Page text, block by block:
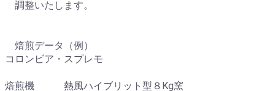
調整いたします。
焙煎データ（例）
コロンビア・スプレモ
焙煎機 熱風ハイブリット型８Kg窯